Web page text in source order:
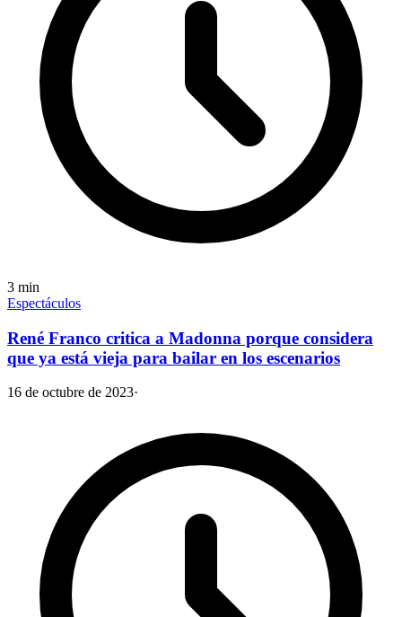
3 min
Espectáculos
René Franco critica a Madonna porque considera
que ya está vieja para bailar en los escenarios
16 de octubre de 2023·